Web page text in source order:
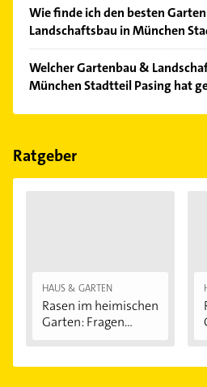
Wie finde ich den besten
Landschaftsbau in München
Kundenmeinungen und
Empfehlungen. Die
einfach nachBewertungen
Welcher Gartenbau &
München Stadtteil Pasing hat
Im Anbieter-Bereich finden Sie
Feiertagen abweichen können.
Ratgeber
HAUS & GARTEN
Rasen im heimischen
Garten: Fragen...